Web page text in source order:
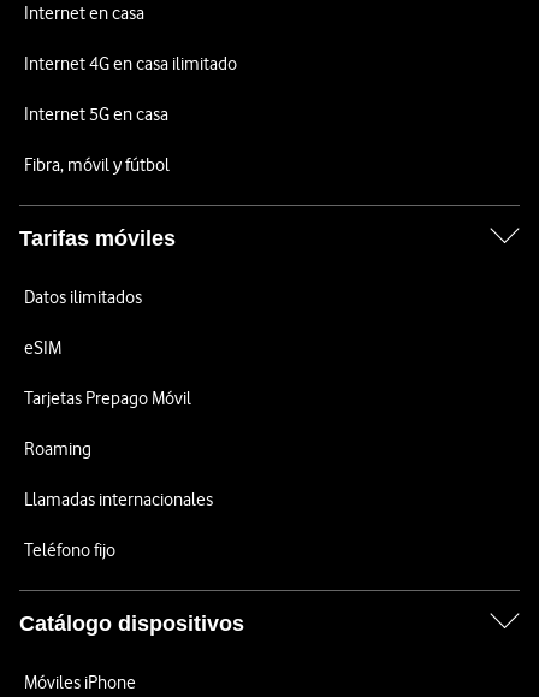
Internet en casa
Internet 4G en casa ilimitado
Internet 5G en casa
Fibra, móvil y fútbol
Tarifas móviles
Datos ilimitados
eSIM
Tarjetas Prepago Móvil
Roaming
Llamadas internacionales
Teléfono fijo
Catálogo dispositivos
Móviles iPhone